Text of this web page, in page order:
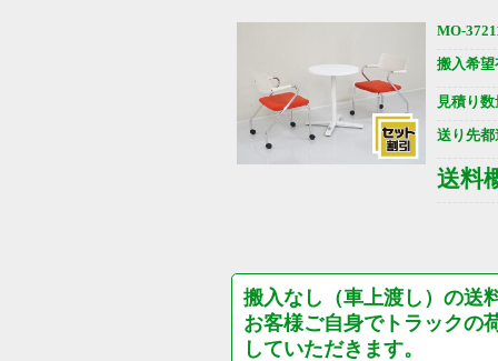
MO-
搬入希望
見積り数
送り先都
送料
搬入なし（車上渡し）の送
お客様ご自身でトラックの
していただきます。